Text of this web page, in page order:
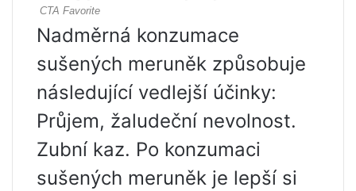
Nadměrná konzumace
sušených meruněk způsobuje
následující vedlejší účinky:
Průjem, žaludeční nevolnost.
Zubní kaz. Po konzumaci
sušených meruněk je lepší si